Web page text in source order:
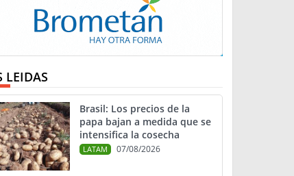
LEIDAS
Brasil: Los precios de la
papa bajan a medida que se
intensifica la cosecha
LATAM 07/08/2026